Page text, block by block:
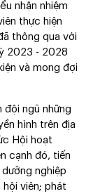
nhận nhiệm
thực hiện
thông qua với
2023 - 2028
và mong đợi
ngũ những
hình trên địa
Hội hoạt
cạnh đó, tiến
nghiệp
viên; phát